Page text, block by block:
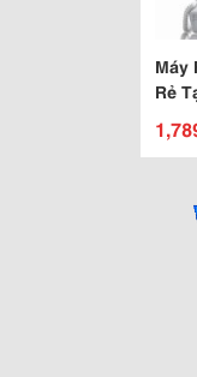
Máy
Rẻ